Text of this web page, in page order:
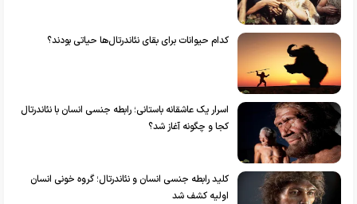
کدام حیوانات برای بقای نئاندرتال‌ها حیاتی بودند؟
اسرار یک عاشقانه باستانی؛ رابطه جنسی انسان با نئاندرتال
کجا و چگونه آغاز شد؟
کلید رابطه جنسی انسان و نئاندرتال؛ گروه‌ خونی انسان‌
اولیه کشف شد